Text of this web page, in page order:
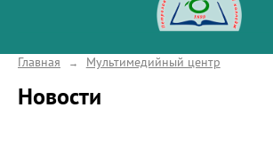
Главная → Мультимедийный центр
Новости